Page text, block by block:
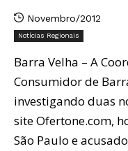
Novembro/2012
Notícias Regionais
Barra Velha – A
Consumidor de
investigando duas
site Ofertone.com,
São Paulo e